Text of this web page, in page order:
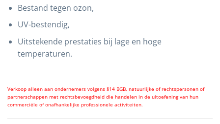
Bestand tegen ozon,
UV-bestendig,
Uitstekende prestaties bij lage en hoge
temperaturen.
Verkoop alleen aan ondernemers volgens §14 BGB, natuurlijke of rechtspersonen of
partnerschappen met rechtsbevoegdheid die handelen in de uitoefening van hun
commerciële of onafhankelijke professionele activiteiten.